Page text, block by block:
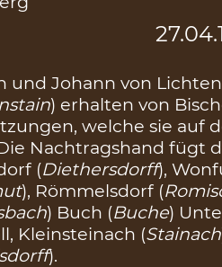
und Johann von
) erhalten von
welche sie auf
Nachtragshand fügt
(Diethersdorff),
), Römmelsdorf (
) Buch (Buche)
Kleinsteinach (Stainach
).